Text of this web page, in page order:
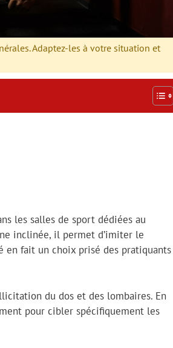
Adaptez-les à votre situation et
les salles de sport dédiées au
inclinée, il permet d’imiter le
fait un choix prisé des pratiquants
du dos et des lombaires. En
pour cibler spécifiquement les